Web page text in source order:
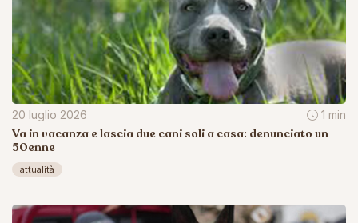
20 luglio 2026 1 min
Va in vacanza e lascia due cani soli a casa: denunciato un
50enne
attualità